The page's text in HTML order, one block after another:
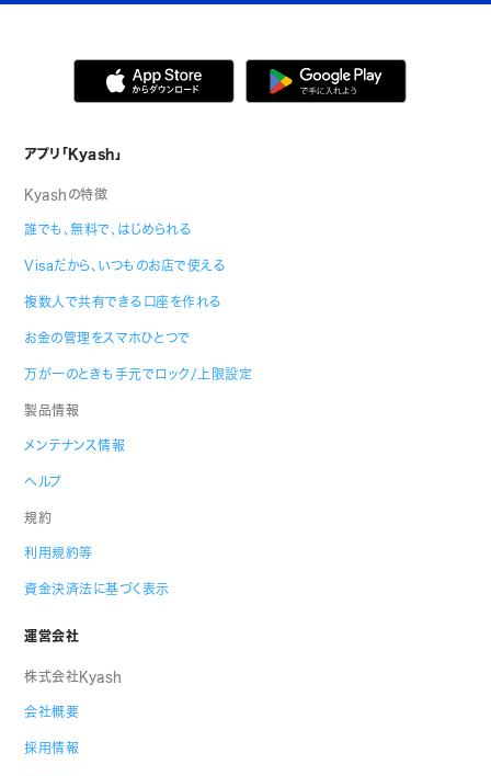
アプリ「Kyash」
Kyashの特徴
誰でも、無料で、はじめられる
Visaだから、いつものお店で使える
複数人で共有できる口座を作れる
お金の管理をスマホひとつで
万が一のときも手元でロック/上限設定
製品情報
メンテナンス情報
ヘルプ
規約
利用規約等
資金決済法に基づく表示
運営会社
株式会社Kyash
会社概要
採用情報